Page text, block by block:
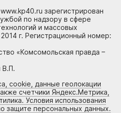
зарегистрирован
по надзору в сфере
и массовых
г. Регистрационный номер:
«Комсомольская правда –
В.П.
cookie, данные геолокации
счетчики Яндекс.Метрика,
Условия использования
защите персональных данных.